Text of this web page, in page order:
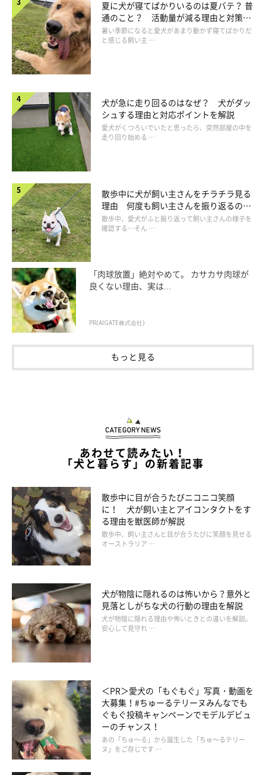
なぜか犬は散歩中に限って下痢をすることが。場所が場所だと、
道路の凸凹や草の間にウンチが入りこみ、きれいに取れないこと
も。片づけている間、周囲から受ける視線も気になります……。
イラスト／わかばやしたえこ
犬連れOKの芝生広場でくつろいでいたときのこと。ふだ
の場を掃除しました。（M.Y.さん）
散歩中、あと少しで自宅という場所で突然の下痢。ペーパ
ーで拭き取れるだけ拭き取って、残っていた手持ちの水で
急いで帰宅し、バケツに水をくんで現場に戻り汚れを流し
ました。（Y.K.さん）
【藤本先生からのひと言アドバイス】
ペーパーを敷いて。たとえ下痢でも回収しやすくなります」
イラスト／わかばやしたえこ
夏に犬が寝てばかりいるのは夏バテ？ 普
通のこと？ 活動量が減る理由と対策と
は
暑い季節になると愛犬があまり動かず寝てばかりだ
と感じる飼い主 …
犬が急に走り回るのはなぜ？ 犬がダッ
シュする理由と対応ポイントを解説
愛犬がくつろいでいたと思ったら、突然部屋の中を
走り回り始める …
散歩中に犬が飼い主さんをチラチラ見る
理由 何度も飼い主さんを振り返るのは
なぜ？
散歩中、愛犬がふと振り返って飼い主さんの様子を
確認する…そん …
「肉球放置」絶対やめて。 カサカサ肉球が
良くない理由、実は...
PR(AIGATE株式会社)
もっと見る
あわせて読みたい！
「犬と暮らす」の新着記事
散歩中に目が合うたびニコニコ笑顔
に！ 犬が飼い主とアイコンタクトをす
る理由を獣医師が解説
散歩中、飼い主さんと目が合うたびに笑顔を見せる
オーストラリア …
犬が物陰に隠れるのは怖いから？意外と
見落としがちな犬の行動の理由を解説
犬が物陰に隠れる理由や怖いときとの違いを解説。
安心して見守れ …
＜PR＞愛犬の「もぐもぐ」写真・動画を
大募集！#ちゅーるテリーヌみんなでも
ぐもぐ投稿キャンペーンでモデルデビュ
ーのチャンス！
あの「ちゅ～る」から誕生した「ちゅ～るテリー
ヌ」をご存じです …